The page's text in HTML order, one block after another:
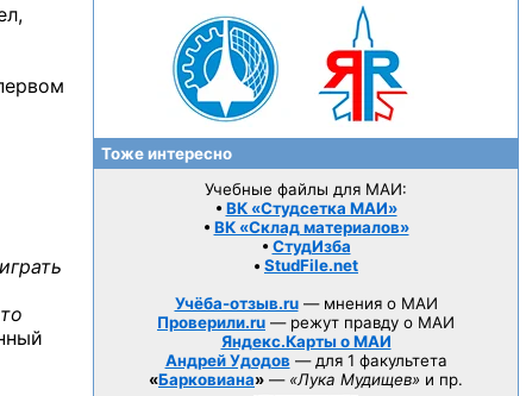
Тоже интересно
Учебные файлы для МАИ:
• ВК «Студсетка МАИ»
• ВК «Склад материалов»
• СтудИзба
• StudFile.net
Учёба-отзыв.ru— мнения о МАИ
Проверили.ru — режут правду о МАИ
Яндекс.Карты о МАИ
Андрей Удодов — для 1 факультета
«Барковиана» — «Лука Мудищев» и пр.